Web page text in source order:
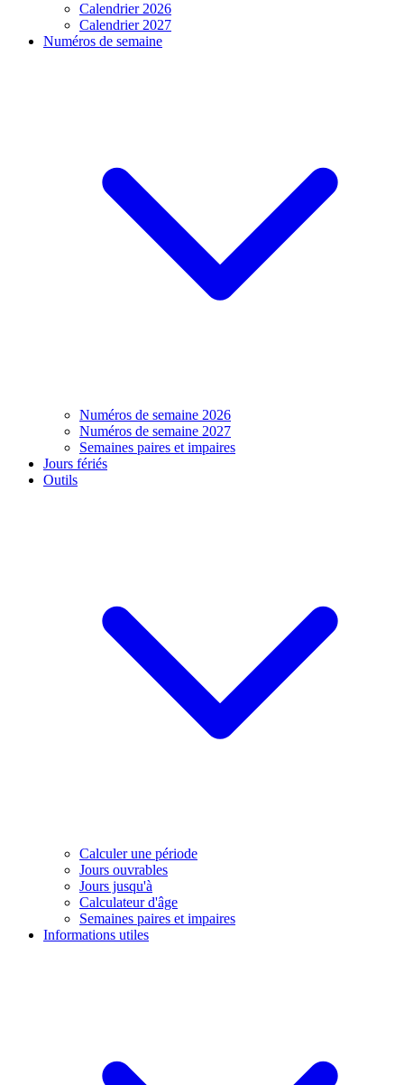
Calendrier 2026
Calendrier 2027
Numéros de semaine
Numéros de semaine 2026
Numéros de semaine 2027
Semaines paires et impaires
Jours fériés
Outils
Calculer une période
Jours ouvrables
Jours jusqu'à
Calculateur d'âge
Semaines paires et impaires
Informations utiles